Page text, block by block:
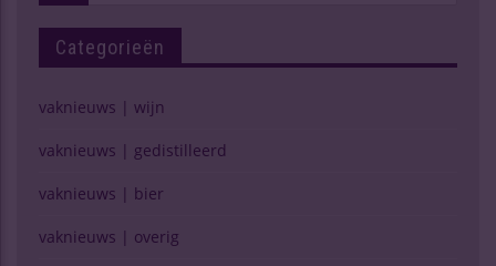
Categorieën
vaknieuws | wijn
vaknieuws | gedistilleerd
vaknieuws | bier
vaknieuws | overig